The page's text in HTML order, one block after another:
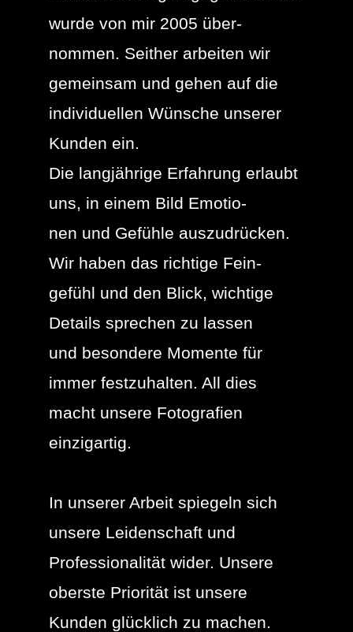
wurde von mir 2005 über-
nommen. Seither arbeiten wir
gemeinsam und gehen auf die
individuellen Wünsche unserer
Kunden ein.
Die langjährige Erfahrung erlaubt
uns, in einem Bild Emotio-
nen und Gefühle auszudrücken.
Wir haben das richtige Fein-
gefühl und den Blick, wichtige
Details sprechen zu lassen
und besondere Momente für
immer festzuhalten. All dies
macht unsere Fotografien
einzigartig.
In unserer Arbeit spiegeln sich
unsere Leidenschaft und
Professionalität wider. Unsere
oberste Priorität ist unsere
Kunden glücklich zu machen.